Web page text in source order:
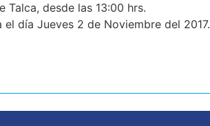
desde las 13:00 hrs.
día Jueves 2 de Noviembre del 2017.